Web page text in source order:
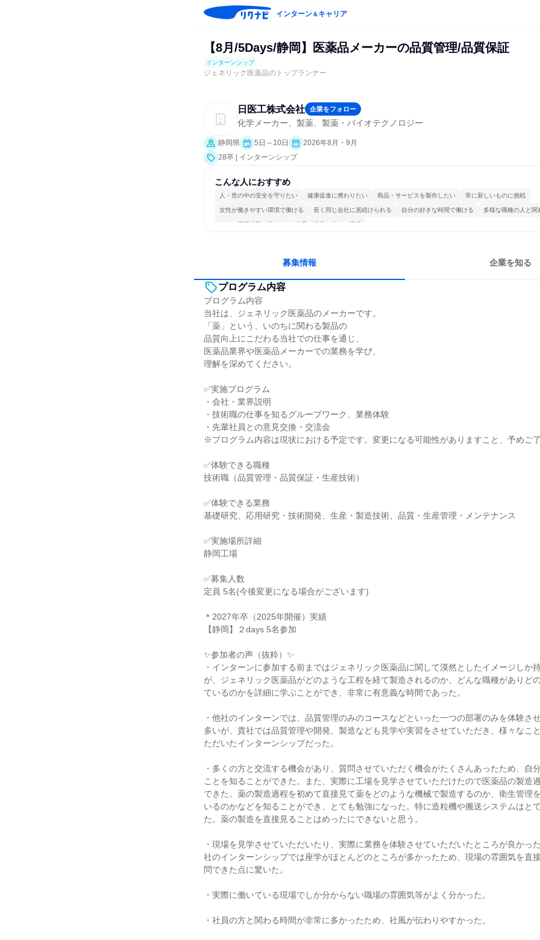
インターン＆キャリア
【8月/5Days/静岡】医薬品メーカーの品質管理/品質保証
インターンシップ
ジェネリック医薬品のトップランナー
日医工株式会社 企業をフォロー
化学メーカー、製薬、製薬・バイオテクノロジー
静岡県 5日～10日
2026年8月・9月
28卒 | インターンシップ
こんな人におすすめ
人・世の中の安全を守りたい 健康促進に携わりたい 商品・サービスを製作したい 常に新しいものに挑戦
女性が働きやすい環境で働ける 長く同じ会社に居続けられる 自分の好きな時間で働ける 多様な職種の人と関
一つの専門分野を極める 若手が裁量を持てる環境
募集情報 企業を知る
プログラム内容
プログラム内容
当社は、ジェネリック医薬品のメーカーです。
「薬」という、いのちに関わる製品の
品質向上にこだわる当社での仕事を通じ、
医薬品業界や医薬品メーカーでの業務を学び、
理解を深めてください。
✅実施プログラム
・会社・業界説明
・技術職の仕事を知るグループワーク、業務体験
・先輩社員との意見交換・交流会
※プログラム内容は現状における予定です。変更になる可能性がありますこと、予めご
✅体験できる職種
技術職（品質管理・品質保証・生産技術）
✅体験できる業務
基礎研究、応用研究・技術開発、生産・製造技術、品質・生産管理・メンテナンス
✅実施場所詳細
静岡工場
✅募集人数
定員 5名(今後変更になる場合がございます)
＊2027年卒（2025年開催）実績
【静岡】２days 5名参加
✨参加者の声（抜粋）✨
・インターンに参加する前まではジェネリック医薬品に関して漠然としたイメージしか
が、ジェネリック医薬品がどのような工程を経て製造されるのか、どんな職種がありど
ているのかを詳細に学ぶことができ、非常に有意義な時間であった。
・他社のインターンでは、品質管理のみのコースなどといった一つの部署のみを体験さ
多いが、貴社では品質管理や開発、製造なども見学や実習をさせていただき、様々なこ
ただいたインターンシップだった。
・多くの方と交流する機会があり、質問させていただく機会がたくさんあったため、自
ことを知ることができた。また、実際に工場を見学させていただけたので医薬品の製造
できた。薬の製造過程を初めて直接見て薬をどのような機械で製造するのか、衛生管理
いるのかなどを知ることができ、とても勉強になった。特に造粒機や搬送システムはと
た。薬の製造を直接見ることはめったにできないと思う。
・現場を見学させていただいたり、実際に業務を体験させていただいたところが良かっ
社のインターンシップでは座学がほとんどのところが多かったため、現場の雰囲気を直
問できた点に驚いた。
・実際に働いている現場でしか分からない職場の雰囲気等がよく分かった。
・社員の方と関わる時間が非常に多かったため、社風が伝わりやすかった。